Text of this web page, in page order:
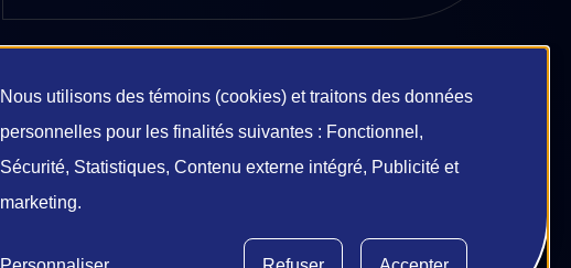
Utilisation
des
Nous utilisons des témoins (cookies) et traitons des données
personnelles pour les finalités suivantes : Fonctionnel,
Sécurité, Statistiques, Contenu externe intégré, Publicité et
marketing.